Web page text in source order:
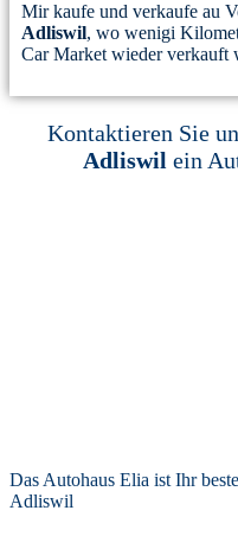
Mir kaufe und verkaufe au
Adliswil, wo wenigi
Car Market wieder verkauft
Kontaktieren Sie
Adliswil ein
Das Autohaus Elia ist Ihr
Adliswil